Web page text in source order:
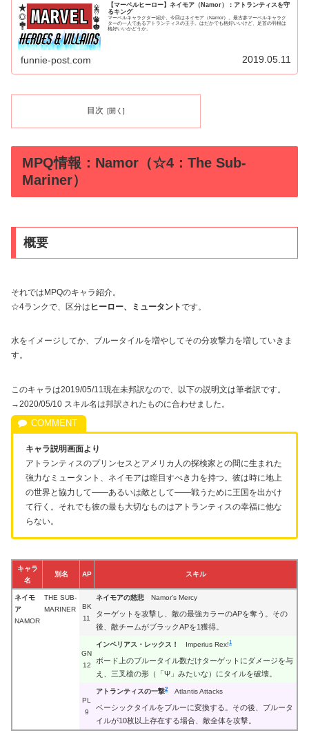
【マーベルヒーロー】ネイモア（Namor）：アトランティスを守
るキング
マーベルキャラクター紹介、今回はネイモア（Namor）。最古参マーベルキャラク
ターの一人であるアトランティスの王子。はだかでも格好いいけど、足首の羽根は
格好いいかどうか。
funnie-post.com 2019.05.11
目次
MPQ情報：Namor（☆4：The Sub-
Mariner）
概要
それではMPQのキャラ紹介。
☆4ランクで、区分は ヒーロー、ミュータントです。
水をイメージしてか、ブルータイルを増やしてその分攻撃力を増していきま
す。
このキャラは2019/05/11現在未邦訳なので、以下の説明文は筆者訳です。
→2020/05/10 スキル名は邦訳されたものに合わせました。
キャラ説明画面より
アトランティスのプリンセスとアメリカ人の探検家との間に生まれた
強力なミュータント、ネイモアは瞠目すべき力を持つ。彼は時に地上
の世界と協力して――あるいは敵として――戦うために王国を出かけ
て行く。それでも彼の最も大切なものはアトランティスの幸福に他な
らない。
キャラ
名
別名 AP スキル
ネイモ
ア
NAMOR
THE SUB-
MARINER
BK
11
ネイモアの慈悲 Namor’s Mercy
ターゲットを攻撃し、敵の最強カラーのAPを奪う。その
後、敵チームがブラックAPを1獲得。
GN
12
インペリアス・レックス！ Imperius Rex!1
ボード上のブルータイル数だけターゲットにダメージを与
え、三叉槍の形（「Ψ」みたいな）にタイルを破壊。
PL
9
アトランティスの一撃2Atlantis Attacks
ベーシックタイルをブルーに変換する。その後、ブルータ
イルが10枚以上存在する場合、敵全体を攻撃。